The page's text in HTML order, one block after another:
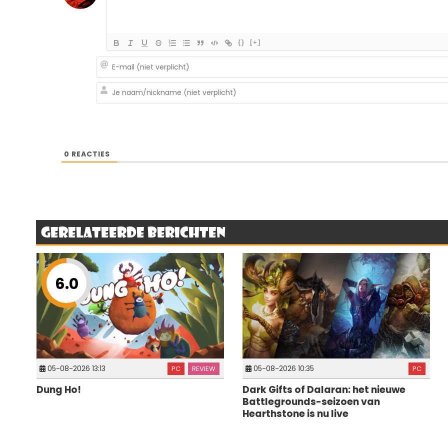
{} [+]
0 REACTIES
Gerelateerde berichten
6.0
05-08-2026 13:13 PC REVIEW
Dung Ho!
05-08-2026 10:35 PC
Dark Gifts of Dalaran: het nieuwe
Battlegrounds-seizoen van
Hearthstone is nu live